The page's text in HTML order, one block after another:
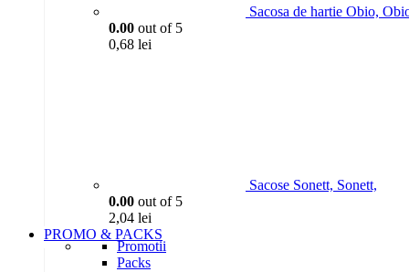
Sacosa de hartie Obio,
0.00 out of 5
0,68 lei
Sacose Sonett, Sonett,
0.00 out of 5
2,04 lei
PROMO & PACKS
Promotii
Packs